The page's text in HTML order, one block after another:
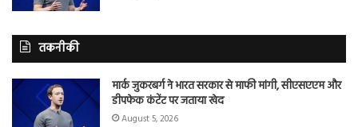
तकनीकी
मार्क जुकरबर्ग ने भारत सरकार से माफी मांगी, सीएसएएम और
डीपफेक कंटेंट पर जताया खेद
August 5, 2026